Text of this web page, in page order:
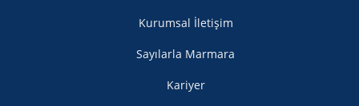
Kurumsal İletişim
Sayılarla Marmara
Kariyer